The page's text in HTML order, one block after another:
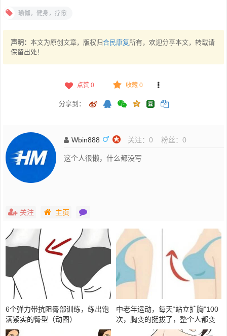
瑜伽，健身，疗愈
声明： 本文为原创文章，版权归合民康复所有，欢迎分享本文，转载请
保留出处！
点赞 0 收藏 0
分享到：
Wbin888 关注： 0 粉丝： 0
这个人很懒，什么都没写
关注 主页
6个弹力带抗阻臀部训练，练出饱
满紧实的臀型（动图）
中老年运动，每天“站立扩胸”100
次，胸变的挺拔了，整个人都变